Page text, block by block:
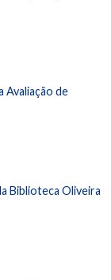
Avaliação de
Biblioteca Oliveira